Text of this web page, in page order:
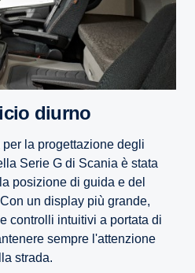
diurno
per la progettazione degli
Serie G di Scania è stata
posizione di guida e del
un display più grande,
controlli intuitivi a portata di
sempre l'attenzione
strada.